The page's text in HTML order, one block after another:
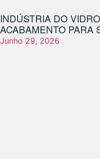
INDÚSTRIA DO VIDRO
ACABAMENTO PARA
Junho 29, 2026